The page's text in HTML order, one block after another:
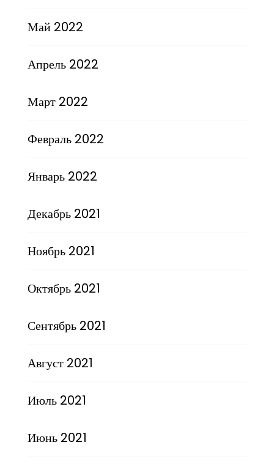
Май 2022
Апрель 2022
Март 2022
Февраль 2022
Январь 2022
Декабрь 2021
Ноябрь 2021
Октябрь 2021
Сентябрь 2021
Август 2021
Июль 2021
Июнь 2021